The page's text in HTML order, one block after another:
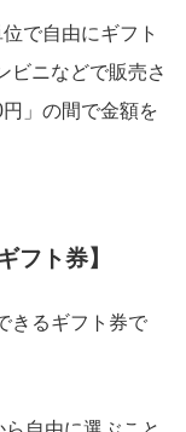
で自由にギフト
ビニなどで販売さ
」の間で金額を
フト券】
きるギフト券で